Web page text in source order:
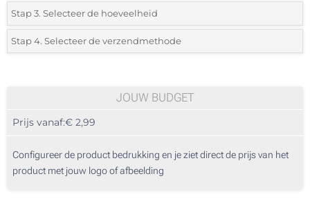
*Selecteer de bedrukking en kleuren van het logo:
1 Kleur (Voorkant)
Digitale full colour transfer (Voorkant)
Stap 3. Selecteer de hoeveelheid
*Selecteer uit de lijst of voeg het gewenste aantal in
20
100
Stap 4. Selecteer de verzendmethode
JOUW BUDGET
Prijs vanaf:€ 2,99
Configureer de product bedrukking en je ziet direct de prijs van het
product met jouw logo of afbeelding